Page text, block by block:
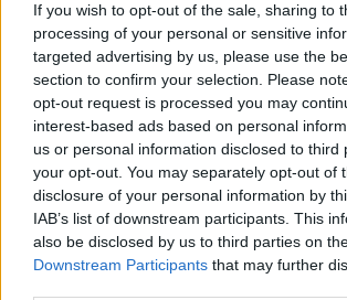
If you wish to opt-out of the sale, sharing to
processing of your personal or sensitive
targeted advertising by us, please use the
section to confirm your selection. Please
opt-out request is processed you may
interest-based ads based on personal
us or personal information disclosed to third
your opt-out. You may separately opt-out of
disclosure of your personal information by
IAB’s list of downstream participants. This
also be disclosed by us to third parties on
Downstream Participants that may further
Marfin: Στην Ελλάδα επιστέφει σήμερα η
κατηγορείται για συμμετοχή στη φονική
6 Αυγούστου, 2026
Καιρός: 35άρια και ισχυροί άνεμοι στην
6 Αυγούστου, 2026
Σητεία: Φωτιά στο Καρύδι – Ήχησε το 112,
εναέρια
6 Αυγούστου, 2026